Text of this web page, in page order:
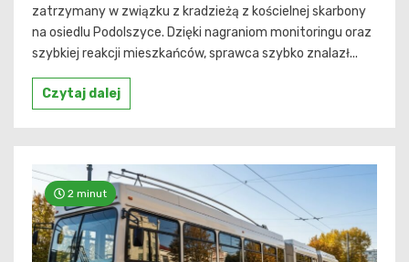
zatrzymany w związku z kradzieżą z kościelnej skarbony
na osiedlu Podolszyce. Dzięki nagraniom monitoringu oraz
szybkiej reakcji mieszkańców, sprawca szybko znalazł...
Czytaj dalej
2 minut